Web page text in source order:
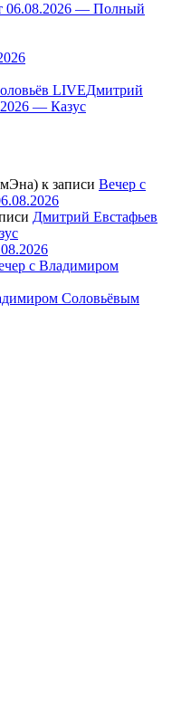
06.08.2026 — Полный
Дмитрий
— Казус
к записи Вечер с
Дмитрий Евстафьев
с Владимиром
Соловьёвым